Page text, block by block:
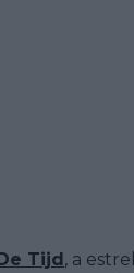
Tijd, a